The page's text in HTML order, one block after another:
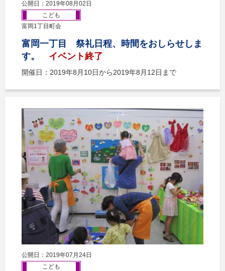
公開日：2019年08月02日
こども
富岡1丁目町会
富岡一丁目 祭礼日程、時間をおしらせしま
す。
イベント終了
開催日：2019年8月10日から2019年8月12日まで
公開日：2019年07月24日
こども